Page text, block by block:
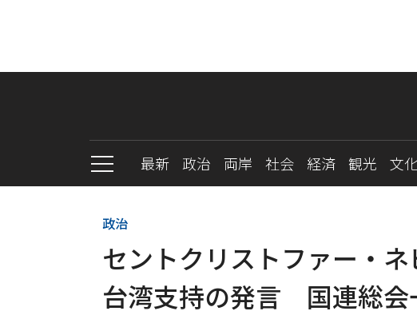
最新 政治 両岸 社会 経済 観光 文
政治
セントクリストファー・
台湾支持の発言 国連総会